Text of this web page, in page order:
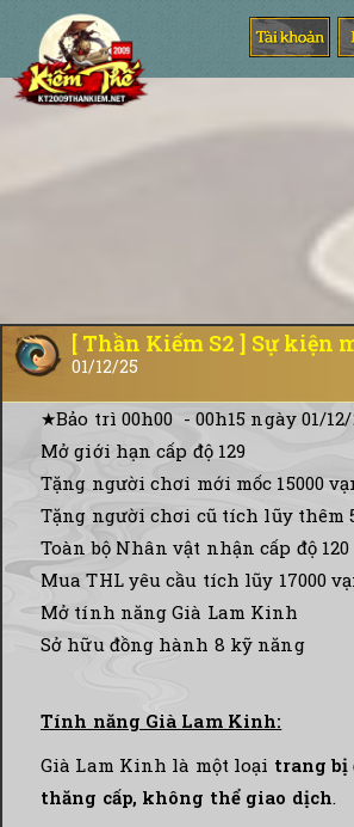
[ Thần Kiếm S2 ] Sự kiện
01/12/25
★Bảo trì 00h00 - 00h15 ngày 01/12/
Mở giới hạn cấp độ 129
Tặng người chơi mới mốc 15000
Tặng người chơi cũ tích lũy thêm
Toàn bộ Nhân vật nhận cấp độ 120
Mua THL yêu cầu tích lũy 17000
Mở tính năng Già Lam Kinh
Sở hữu đồng hành 8 kỹ năng
Tính năng Già Lam Kinh:
Già Lam Kinh là một loại trang bị
thăng cấp, không thể giao dịch.